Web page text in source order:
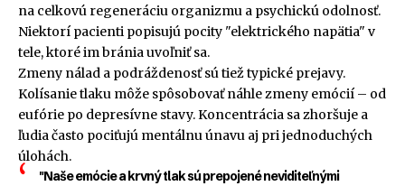
na celkovú regeneráciu organizmu a psychickú odolnosť.
Niektorí pacienti popisujú pocity "elektrického napätia" v
tele, ktoré im bránia uvoľniť sa.
Zmeny nálad a podráždenosť sú tiež typické prejavy.
Kolísanie tlaku môže spôsobovať náhle zmeny emócií – od
eufórie po depresívne stavy. Koncentrácia sa zhoršuje a
ľudia často pociťujú mentálnu únavu aj pri jednoduchých
úlohách.
"Naše emócie a krvný tlak sú prepojené neviditeľnými